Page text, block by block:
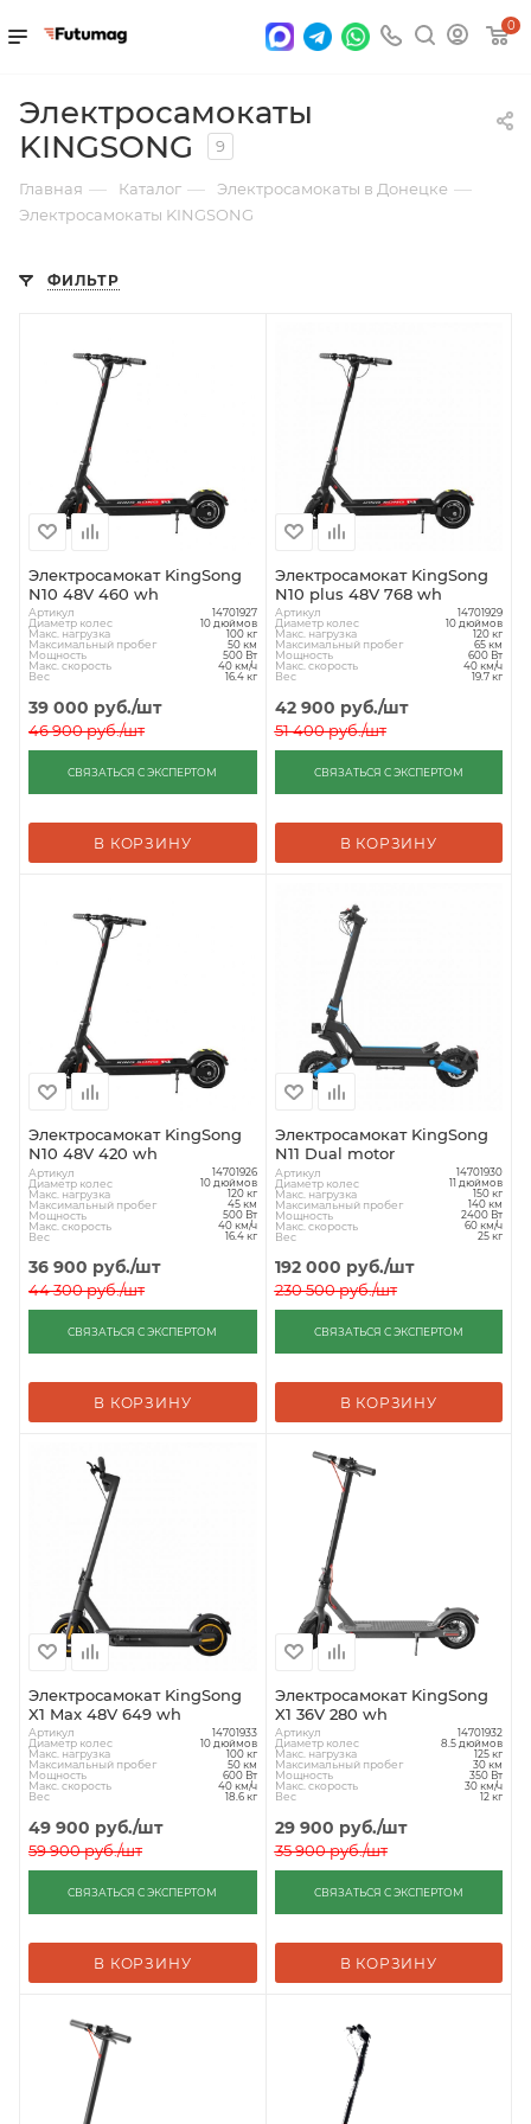
0
Электросамокаты
KINGSONG
9
Главная — Каталог — Электросамокаты в Донецке —
Электросамокаты KINGSONG
ФИЛЬТР
Электросамокат KingSong
N10 48V 460 wh
Артикул 14701927
Диаметр колес 10 дюймов
Макс. нагрузка 100 кг
Максимальный пробег 50 км
Мощность 500 Вт
Макс. скорость 40 км/ч
Вес 16.4 кг
39 000 руб./шт
46 900руб./шт
СВЯЗАТЬСЯ С ЭКСПЕРТОМ
В КОРЗИНУ
Электросамокат KingSong
N10 plus 48V 768 wh
Артикул 14701929
Диаметр колес 10 дюймов
Макс. нагрузка 120 кг
Максимальный пробег 65 км
Мощность 600 Вт
Макс. скорость 40 км/ч
Вес 19.7 кг
42 900 руб./шт
51 400руб./шт
СВЯЗАТЬСЯ С ЭКСПЕРТОМ
В КОРЗИНУ
Электросамокат KingSong
N10 48V 420 wh
Артикул 14701926
Диаметр колес 10 дюймов
Макс. нагрузка 120 кг
Максимальный пробег 45 км
Мощность 500 Вт
Макс. скорость 40 км/ч
Вес 16.4 кг
36 900 руб./шт
44 300руб./шт
СВЯЗАТЬСЯ С ЭКСПЕРТОМ
В КОРЗИНУ
Электросамокат KingSong
N11 Dual motor
Артикул 14701930
Диаметр колес 11 дюймов
Макс. нагрузка 150 кг
Максимальный пробег 140 км
Мощность 2400 Вт
Макс. скорость 60 км/ч
Вес 25 кг
192 000 руб./шт
230 500руб./шт
СВЯЗАТЬСЯ С ЭКСПЕРТОМ
В КОРЗИНУ
Электросамокат KingSong
X1 Max 48V 649 wh
Артикул 14701933
Диаметр колес 10 дюймов
Макс. нагрузка 100 кг
Максимальный пробег 50 км
Мощность 600 Вт
Макс. скорость 40 км/ч
Вес 18.6 кг
49 900 руб./шт
59 900руб./шт
СВЯЗАТЬСЯ С ЭКСПЕРТОМ
В КОРЗИНУ
Электросамокат KingSong
X1 36V 280 wh
Артикул 14701932
Диаметр колес 8.5 дюймов
Макс. нагрузка 125 кг
Максимальный пробег 30 км
Мощность 350 Вт
Макс. скорость 30 км/ч
Вес 12 кг
29 900 руб./шт
35 900руб./шт
СВЯЗАТЬСЯ С ЭКСПЕРТОМ
В КОРЗИНУ